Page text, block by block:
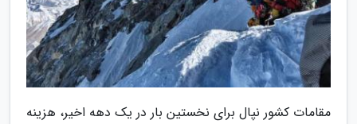
مقامات کشور نپال برای نخستین بار در یک دهه اخیر، هزینه